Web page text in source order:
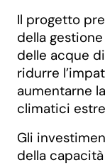
Il progetto
della
delle acque
ridurre
aumentarne
climatici
Gli
della